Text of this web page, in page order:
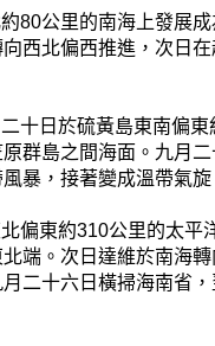
80公里的南海上發展
西北偏西推進，次日
十日於硫黃島東南偏
群島之間海面。九月
暴，接著變成溫帶氣旋
偏東約310公里的太
端。次日達維於南海
二十六日橫掃海南省